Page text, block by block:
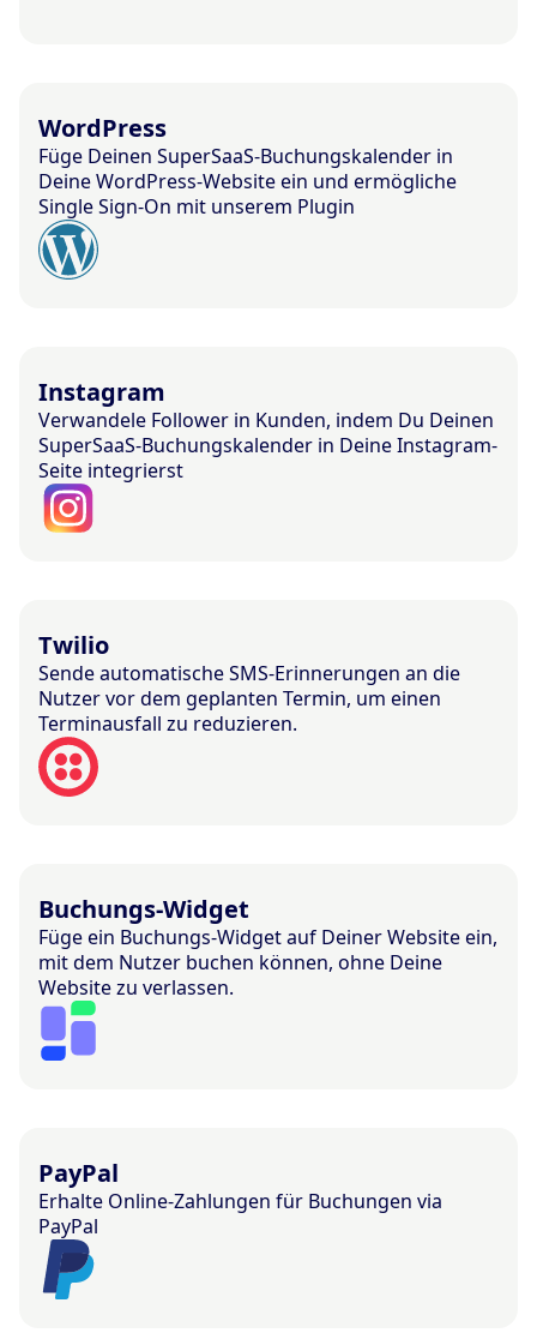
WordPress
Füge Deinen SuperSaaS-Buchungskalender in
Deine WordPress-Website ein und ermögliche
Single Sign-On mit unserem Plugin
Instagram
Verwandele Follower in Kunden, indem Du Deinen
SuperSaaS-Buchungskalender in Deine Instagram-
Seite integrierst
Twilio
Sende automatische SMS-Erinnerungen an die
Nutzer vor dem geplanten Termin, um einen
Terminausfall zu reduzieren.
Buchungs-Widget
Füge ein Buchungs-Widget auf Deiner Website ein,
mit dem Nutzer buchen können, ohne Deine
Website zu verlassen.
PayPal
Erhalte Online-Zahlungen für Buchungen via
PayPal